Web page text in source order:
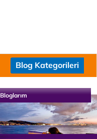
Blog Kategorileri
Bloglarım